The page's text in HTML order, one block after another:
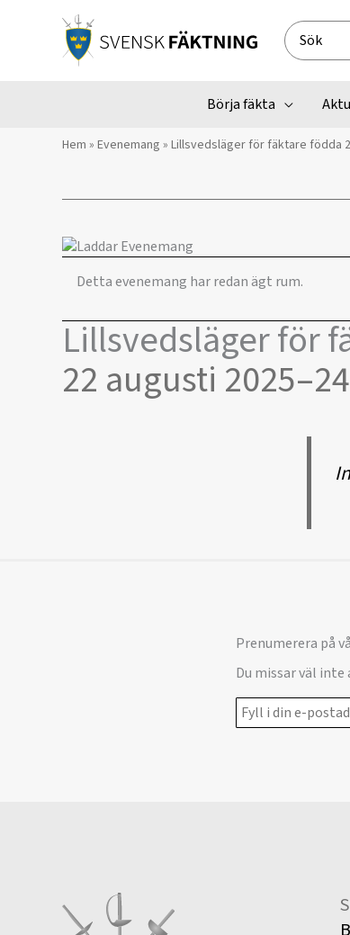
Search
for:
Börja fäkta
Hem » Evenemang » Lillsvedsläger för fäktare födda
Detta evenemang har redan ägt rum.
Lillsvedsläger för
22 augusti 2025–
Prenumerera på
Du missar väl